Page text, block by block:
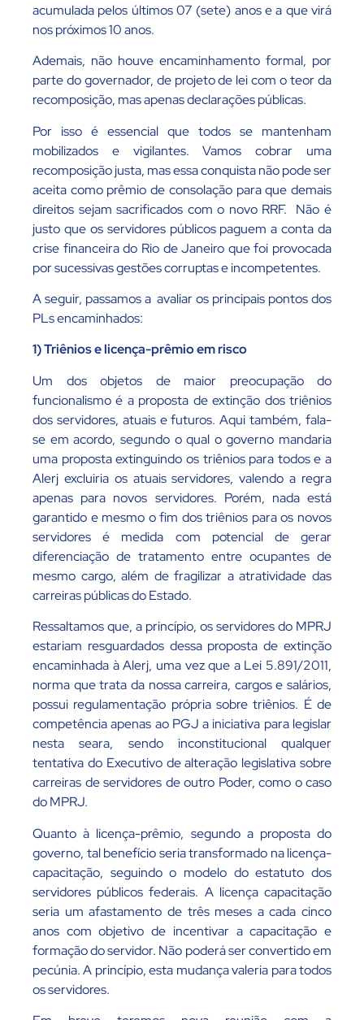
acumulada pelos últimos 07 (sete) anos e a que virá
nos próximos 10 anos.
Ademais, não houve encaminhamento formal, por
parte do governador, de projeto de lei com o teor da
recomposição, mas apenas declarações públicas.
Por isso é essencial que todos se mantenham
mobilizados e vigilantes. Vamos cobrar uma
recomposição justa, mas essa conquista não pode ser
aceita como prêmio de consolação para que demais
direitos sejam sacrificados com o novo RRF. Não é
justo que os servidores públicos paguem a conta da
crise financeira do Rio de Janeiro que foi provocada
por sucessivas gestões corruptas e incompetentes.
A seguir, passamos a avaliar os principais pontos dos
PLs encaminhados:
1) Triênios e licença-prêmio em risco
Um dos objetos de maior preocupação do
funcionalismo é a proposta de extinção dos triênios
dos servidores, atuais e futuros. Aqui também, fala-
se em acordo, segundo o qual o governo mandaria
uma proposta extinguindo os triênios para todos e a
Alerj excluiria os atuais servidores, valendo a regra
apenas para novos servidores. Porém, nada está
garantido e mesmo o fim dos triênios para os novos
servidores é medida com potencial de gerar
diferenciação de tratamento entre ocupantes de
mesmo cargo, além de fragilizar a atratividade das
carreiras públicas do Estado.
Ressaltamos que, a princípio, os servidores do MPRJ
estariam resguardados dessa proposta de extinção
encaminhada à Alerj, uma vez que a Lei 5.891/2011,
norma que trata da nossa carreira, cargos e salários,
possui regulamentação própria sobre triênios. É de
competência apenas ao PGJ a iniciativa para legislar
nesta seara, sendo inconstitucional qualquer
tentativa do Executivo de alteração legislativa sobre
carreiras de servidores de outro Poder, como o caso
do MPRJ.
Quanto à licença-prêmio, segundo a proposta do
governo, tal benefício seria transformado na licença-
capacitação, seguindo o modelo do estatuto dos
servidores públicos federais. A licença capacitação
seria um afastamento de três meses a cada cinco
anos com objetivo de incentivar a capacitação e
formação do servidor. Não poderá ser convertido em
pecúnia. A princípio, esta mudança valeria para todos
os servidores.